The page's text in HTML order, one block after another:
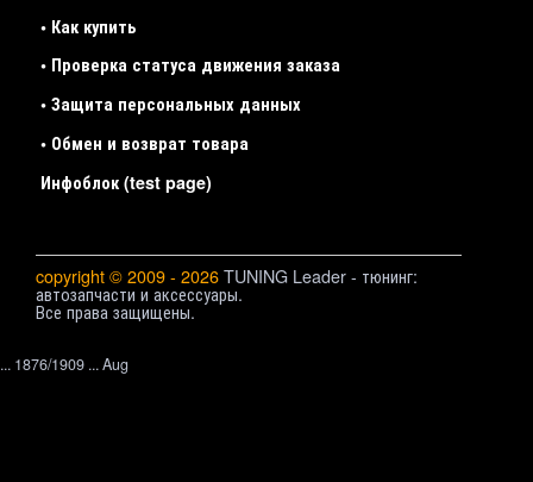
• Как купить
• Проверка статуса движения заказа
• Защита персональных данных
• Обмен и возврат товара
Инфоблок (test page)
copyright © 2009 - 2026 TUNING Leader - тюнинг:
автозапчасти и аксессуары.
Все права защищены.
... 1876/1909 ... Aug